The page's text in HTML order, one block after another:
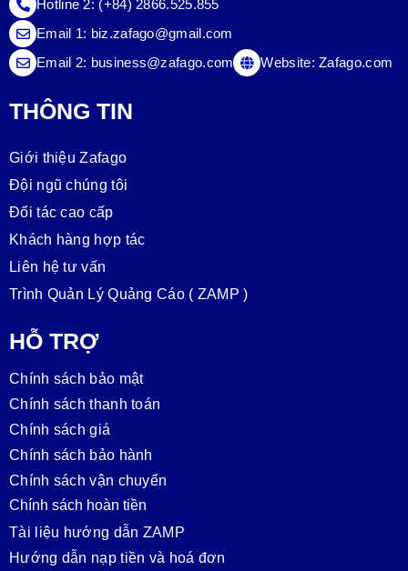
Hotline 2: (+84) 2866.525.855
Email 1: biz.zafago@gmail.com
Email 2: business@zafago.com Website:Zafago.com
THÔNG TIN
Giới thiệu Zafago
Đội ngũ chúng tôi
Đối tác cao cấp
Khách hàng hợp tác
Liên hệ tư vấn
Trình Quản Lý Quảng Cáo ( ZAMP )
HỖ TRỢ
Chính sách bảo mật
Chính sách thanh toán
Chính sách giá
Chính sách bảo hành
Chính sách vận chuyển
Chính sách hoàn tiền
Tài liệu hướng dẫn ZAMP
Hướng dẫn nạp tiền và hoá đơn